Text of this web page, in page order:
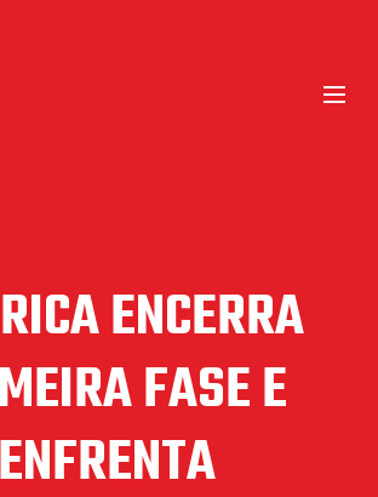
ENCERRA
FASE E
ENFRENTA